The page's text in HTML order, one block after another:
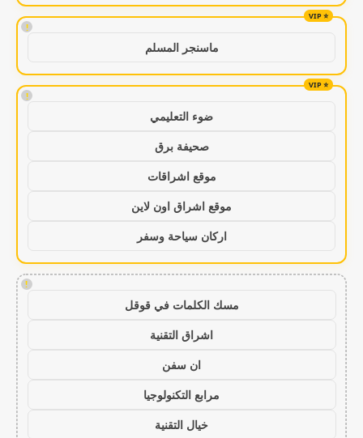
!
ماسنجر المسلم
!
ضوء التعليمي
صحيفة برق
موقع اشراقات
موقع اشراق اون لاين
اركان سياحة وسفر
!
مسك الكلمات في قوقل
اشراق التقنية
ان سفن
مرابع التكنولوجيا
خيال التقنية